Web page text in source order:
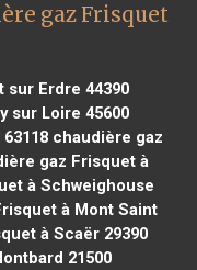
gaz Frisquet
sur Erdre 44390
sur Loire 45600
chaudière gaz
gaz Frisquet à
à Schweighouse
à Mont Saint
à Scaër 29390
21500